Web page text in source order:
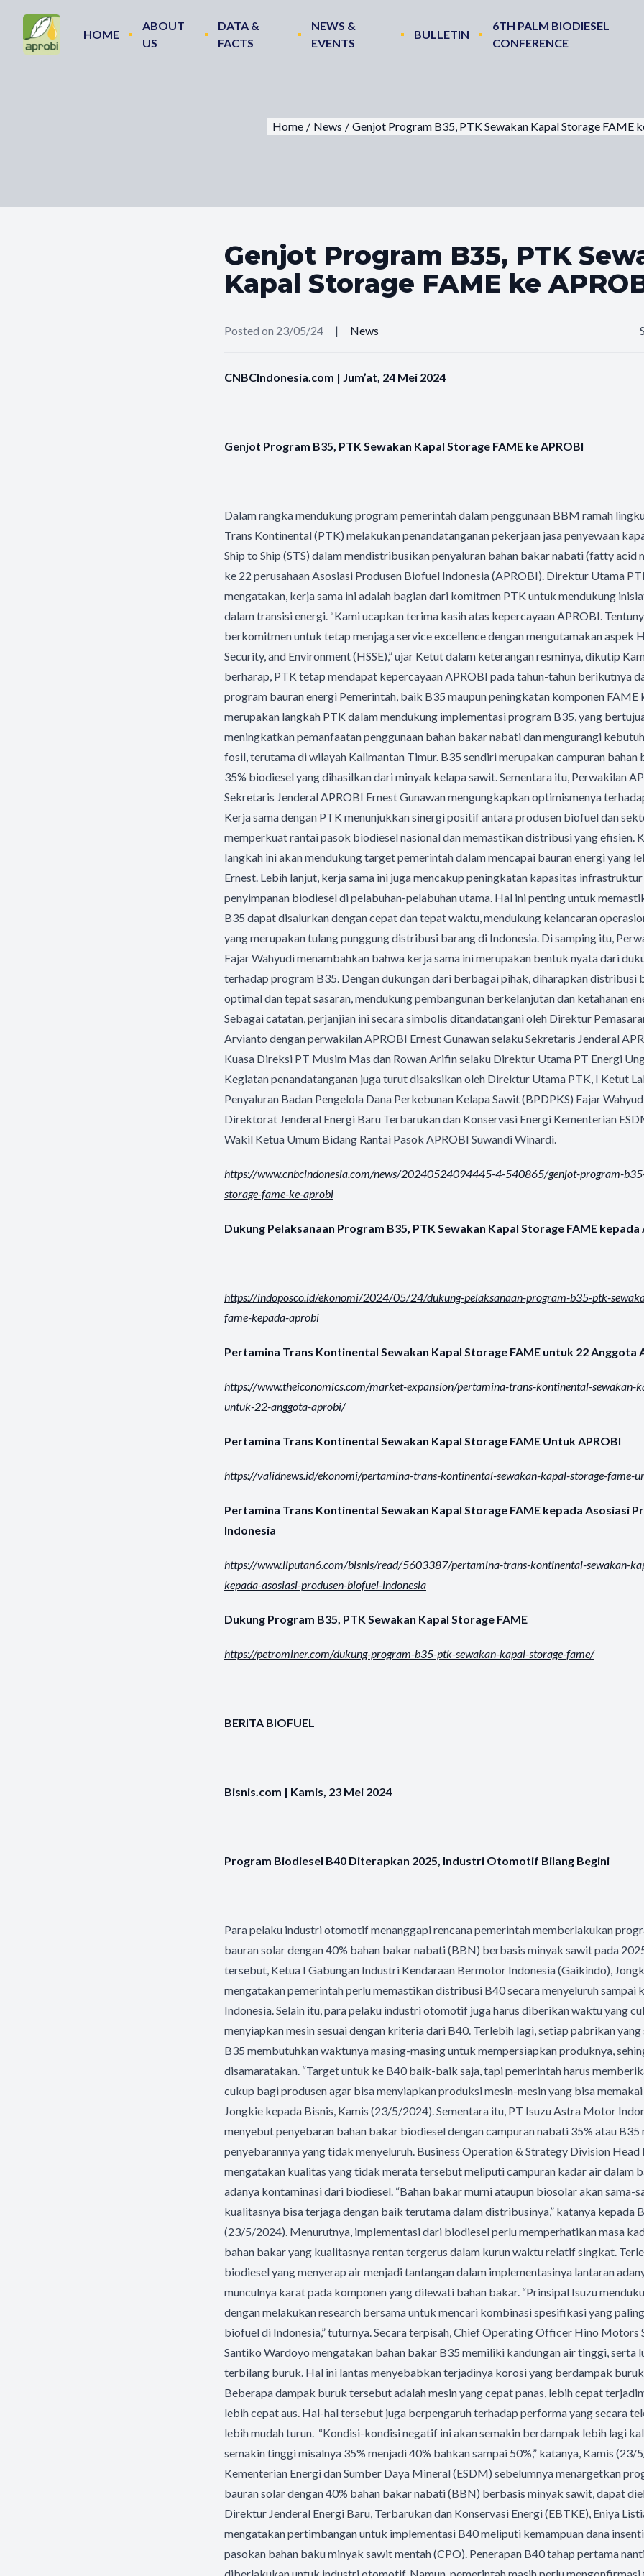
HOME
ABOUT
US
DATA &
FACTS
NEWS &
EVENTS
BULLETIN
6TH PALM BIODIESEL
CONFERENCE
Home / News / Genjot Program B35, PTK Sewakan Kapal Storage FAME
Genjot Program B35, PTK
Kapal Storage FAME ke
Posted on 23/05/24 | News
CNBCIndonesia.com | Jum’at, 24 Mei 2024
Genjot Program B35, PTK Sewakan Kapal Storage FAME ke APROBI
Dalam rangka mendukung program pemerintah dalam penggunaan BBM ramah
Trans Kontinental (PTK) melakukan penandatanganan pekerjaan jasa penyewaan
Ship to Ship (STS) dalam mendistribusikan penyaluran bahan bakar nabati (fatty acid
ke 22 perusahaan Asosiasi Produsen Biofuel Indonesia (APROBI). Direktur Utama
mengatakan, kerja sama ini adalah bagian dari komitmen PTK untuk mendukung
dalam transisi energi. “Kami ucapkan terima kasih atas kepercayaan APROBI.
berkomitmen untuk tetap menjaga service excellence dengan mengutamakan aspek
Security, and Environment (HSSE),” ujar Ketut dalam keterangan resminya, dikutip
berharap, PTK tetap mendapat kepercayaan APROBI pada tahun-tahun berikutnya
program bauran energi Pemerintah, baik B35 maupun peningkatan komponen FAME
merupakan langkah PTK dalam mendukung implementasi program B35, yang
meningkatkan pemanfaatan penggunaan bahan bakar nabati dan mengurangi
fosil, terutama di wilayah Kalimantan Timur. B35 sendiri merupakan campuran bahan
35% biodiesel yang dihasilkan dari minyak kelapa sawit. Sementara itu, Perwakilan
Sekretaris Jenderal APROBI Ernest Gunawan mengungkapkan optimismenya
Kerja sama dengan PTK menunjukkan sinergi positif antara produsen biofuel dan
memperkuat rantai pasok biodiesel nasional dan memastikan distribusi yang efisien.
langkah ini akan mendukung target pemerintah dalam mencapai bauran energi yang
Ernest. Lebih lanjut, kerja sama ini juga mencakup peningkatan kapasitas
penyimpanan biodiesel di pelabuhan-pelabuhan utama. Hal ini penting untuk
B35 dapat disalurkan dengan cepat dan tepat waktu, mendukung kelancaran
yang merupakan tulang punggung distribusi barang di Indonesia. Di samping itu,
Fajar Wahyudi menambahkan bahwa kerja sama ini merupakan bentuk nyata dari
terhadap program B35. Dengan dukungan dari berbagai pihak, diharapkan distribusi
optimal dan tepat sasaran, mendukung pembangunan berkelanjutan dan ketahanan
Sebagai catatan, perjanjian ini secara simbolis ditandatangani oleh Direktur
Arvianto dengan perwakilan APROBI Ernest Gunawan selaku Sekretaris Jenderal
Kuasa Direksi PT Musim Mas dan Rowan Arifin selaku Direktur Utama PT Energi
Kegiatan penandatanganan juga turut disaksikan oleh Direktur Utama PTK, I Ketut
Penyaluran Badan Pengelola Dana Perkebunan Kelapa Sawit (BPDPKS) Fajar
Direktorat Jenderal Energi Baru Terbarukan dan Konservasi Energi Kementerian
Wakil Ketua Umum Bidang Rantai Pasok APROBI Suwandi Winardi.
https://www.cnbcindonesia.com/news/20240524094445-4-540865/genjot-program-
storage-fame-ke-aprobi
Dukung Pelaksanaan Program B35, PTK Sewakan Kapal Storage FAME kepada
https://indoposco.id/ekonomi/2024/05/24/dukung-pelaksanaan-program-b35-ptk-
fame-kepada-aprobi
Pertamina Trans Kontinental Sewakan Kapal Storage FAME untuk 22 Anggota
https://www.theiconomics.com/market-expansion/pertamina-trans-kontinental-sewakan-
untuk-22-anggota-aprobi/
Pertamina Trans Kontinental Sewakan Kapal Storage FAME Untuk APROBI
https://validnews.id/ekonomi/pertamina-trans-kontinental-sewakan-kapal-storage-fame-
Pertamina Trans Kontinental Sewakan Kapal Storage FAME kepada Asosiasi
Indonesia
https://www.liputan6.com/bisnis/read/5603387/pertamina-trans-kontinental-sewakan-
kepada-asosiasi-produsen-biofuel-indonesia
Dukung Program B35, PTK Sewakan Kapal Storage FAME
https://petrominer.com/dukung-program-b35-ptk-sewakan-kapal-storage-fame/
BERITA BIOFUEL
Bisnis.com | Kamis, 23 Mei 2024
Program Biodiesel B40 Diterapkan 2025, Industri Otomotif Bilang Begini
Para pelaku industri otomotif menanggapi rencana pemerintah memberlakukan
bauran solar dengan 40% bahan bakar nabati (BBN) berbasis minyak sawit pada
tersebut, Ketua I Gabungan Industri Kendaraan Bermotor Indonesia (Gaikindo),
mengatakan pemerintah perlu memastikan distribusi B40 secara menyeluruh sampai
Indonesia. Selain itu, para pelaku industri otomotif juga harus diberikan waktu yang
menyiapkan mesin sesuai dengan kriteria dari B40. Terlebih lagi, setiap pabrikan yang
B35 membutuhkan waktunya masing-masing untuk mempersiapkan produknya,
disamaratakan. “Target untuk ke B40 baik-baik saja, tapi pemerintah harus
cukup bagi produsen agar bisa menyiapkan produksi mesin-mesin yang bisa
Jongkie kepada Bisnis, Kamis (23/5/2024). Sementara itu, PT Isuzu Astra Motor
menyebut penyebaran bahan bakar biodiesel dengan campuran nabati 35% atau B35
penyebarannya yang tidak menyeluruh. Business Operation & Strategy Division
mengatakan kualitas yang tidak merata tersebut meliputi campuran kadar air dalam
adanya kontaminasi dari biodiesel. “Bahan bakar murni ataupun biosolar akan sama-
kualitasnya bisa terjaga dengan baik terutama dalam distribusinya,” katanya kepada
(23/5/2024). Menurutnya, implementasi dari biodiesel perlu memperhatikan masa
bahan bakar yang kualitasnya rentan tergerus dalam kurun waktu relatif singkat.
biodiesel yang menyerap air menjadi tantangan dalam implementasinya lantaran
munculnya karat pada komponen yang dilewati bahan bakar. “Prinsipal Isuzu
dengan melakukan research bersama untuk mencari kombinasi spesifikasi yang
biofuel di Indonesia,” tuturnya. Secara terpisah, Chief Operating Officer Hino Motors
Santiko Wardoyo mengatakan bahan bakar B35 memiliki kandungan air tinggi, serta
terbilang buruk. Hal ini lantas menyebabkan terjadinya korosi yang berdampak
Beberapa dampak buruk tersebut adalah mesin yang cepat panas, lebih cepat
lebih cepat aus. Hal-hal tersebut juga berpengaruh terhadap performa yang secara
lebih mudah turun. “Kondisi-kondisi negatif ini akan semakin berdampak lebih lagi
semakin tinggi misalnya 35% menjadi 40% bahkan sampai 50%,” katanya, Kamis (23/
Kementerian Energi dan Sumber Daya Mineral (ESDM) sebelumnya menargetkan
bauran solar dengan 40% bahan bakar nabati (BBN) berbasis minyak sawit, dapat
Direktur Jenderal Energi Baru, Terbarukan dan Konservasi Energi (EBTKE), Eniya
mengatakan pertimbangan untuk implementasi B40 meliputi kemampuan dana
pasokan bahan baku minyak sawit mentah (CPO). Penerapan B40 tahap pertama